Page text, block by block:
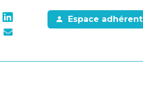
Espace adhérent